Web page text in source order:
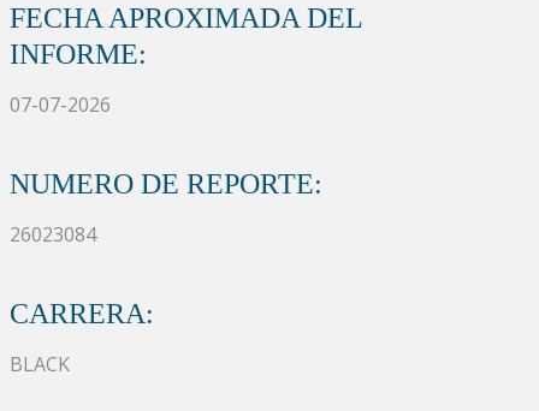
FECHA APROXIMADA DEL
INFORME:
07-07-2026
NUMERO DE REPORTE:
26023084
CARRERA:
BLACK